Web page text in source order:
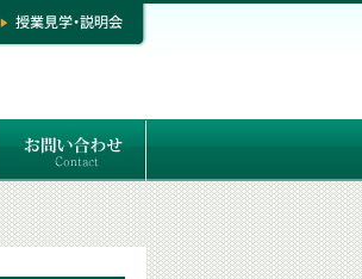
お問い合わせ
専門コースお問い合わせ
専門コース入学お申し込み
個人セッション